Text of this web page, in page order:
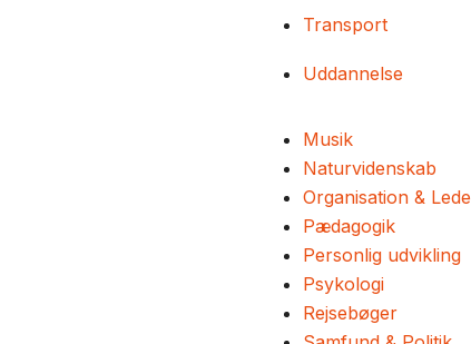
Transport
Uddannelse
Musik
Naturvidenskab
Organisation &
Pædagogik
Personlig udvikling
Psykologi
Rejsebøger